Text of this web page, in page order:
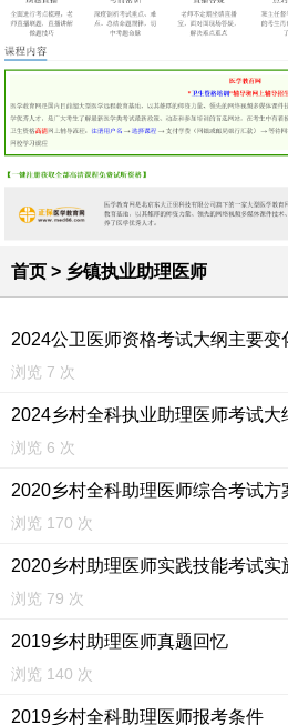
首页 > 乡镇执业助理医师
2024公卫医师资格考试大纲主要变
浏览 7 次
2024乡村全科执业助理医师考试大
浏览 6 次
2020乡村全科助理医师综合考试方
浏览 170 次
2020乡村助理医师实践技能考试实
浏览 79 次
2019乡村助理医师真题回忆
浏览 140 次
2019乡村全科助理医师报考条件